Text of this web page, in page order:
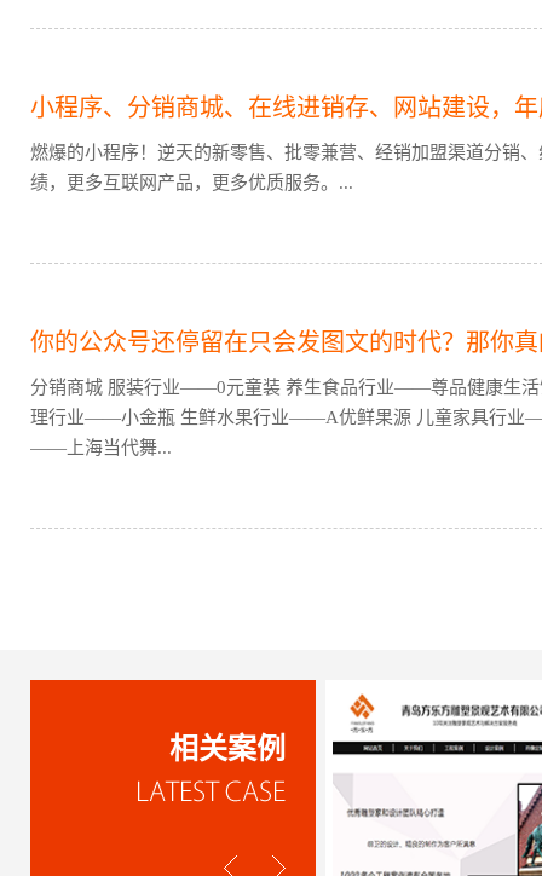
小程序、分销商城、在线进销存、网站建设，
燃爆的小程序！逆天的新零售、批零兼营、经销加盟渠道分销
绩，更多互联网产品，更多优质服务。...
你的公众号还停留在只会发图文的时代？那你
分销商城 服装行业——0元童装 养生食品行业——尊品健康生
理行业——小金瓶 生鲜水果行业——A优鲜果源 儿童家具行业
——上海当代舞...
相关案例